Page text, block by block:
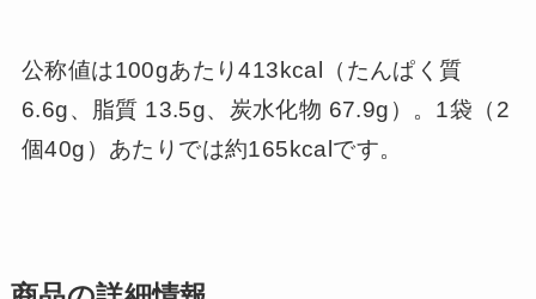
公称値は100gあたり413kcal（たんぱく質
6.6g、脂質 13.5g、炭水化物 67.9g）。1袋（2
個40g）あたりでは約165kcalです。